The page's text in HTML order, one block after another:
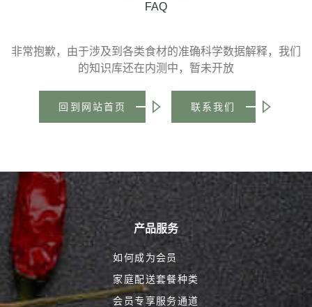
FAQ
非常抱歉，由于涉及到各类食材的准确科学数据解释，我们
的知识库还在内测中，暂未开放
回到网站首页 联系我们
产品服务
如何成为会员
家庭配送套餐种类
会员专享服务通道